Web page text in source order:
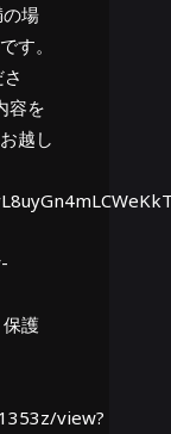
場
す。
容を
越し
護
view?